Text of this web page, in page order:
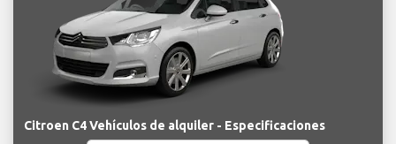
Citroen C4 Vehículos de alquiler - Especificaciones